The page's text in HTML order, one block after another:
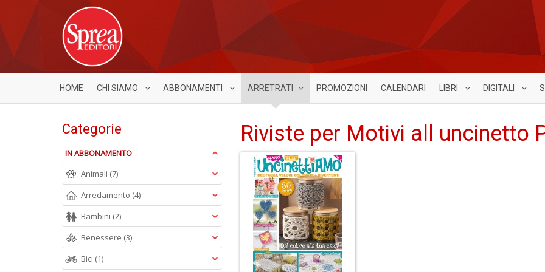
HOME CHI SIAMO ABBONAMENTI ARRETRATI PROMOZIONI CALENDARI LIBRI DIGITALI
Riviste per Motivi all uncinetto
Categorie
IN ABBONAMENTO
Animali (7)
Arredamento (4)
Bambini (2)
Benessere (3)
Bici (1)